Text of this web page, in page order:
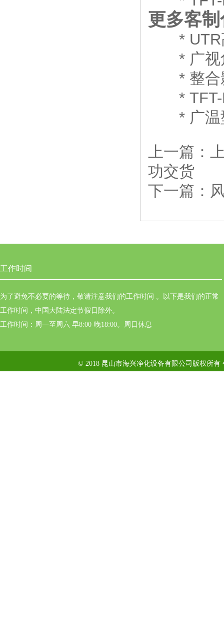
更多客
* UTR高
* 广视
* 整合
* TFT-
* 广温
上一篇：
功交货
下一篇：
工作时间
为了避免不必要的等待，敬请注意我们的工作时间 。以下是我们的正常
工作时间，中国大陆法定节假日除外。
工作时间：周一至周六 早8:00-晚18:00。周日休息
© 2018 昆山市海兴净化设备有限公司版权所有